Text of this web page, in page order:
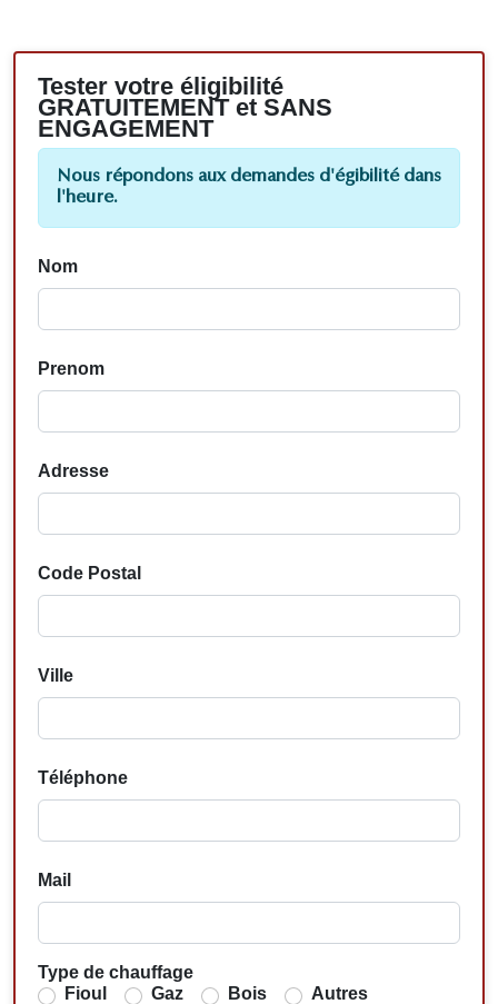
Tester votre éligibilité
GRATUITEMENT et SANS
ENGAGEMENT
Nous répondons aux demandes d'égibilité dans
l'heure.
Nom
Prenom
Adresse
Code Postal
Ville
Téléphone
Mail
Type de chauffage
Fioul
Gaz Bois Autres